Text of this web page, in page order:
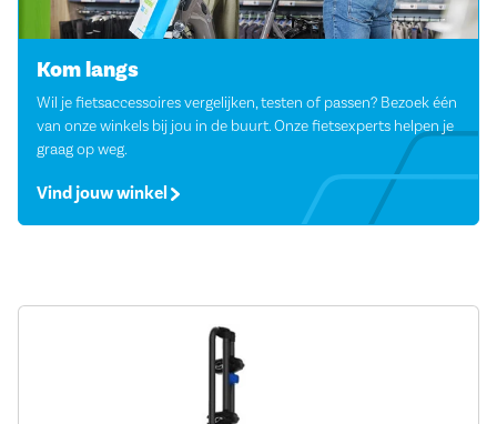
Kom langs
Wil je fietsaccessoires vergelijken, testen of passen? Bezoek één
van onze winkels bij jou in de buurt. Onze fietsexperts helpen je
graag op weg.
Vind jouw winkel